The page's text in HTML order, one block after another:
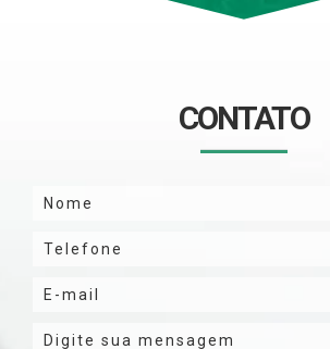
CONTATO